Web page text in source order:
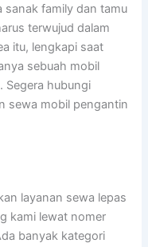
sanak family dan tamu
terwujud dalam
itu, lengkapi saat
sebuah mobil
Segera hubungi
sewa mobil pengantin
layanan sewa lepas
kami lewat nomer
banyak kategori